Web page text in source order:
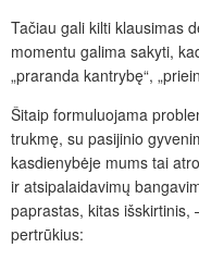
Tačiau gali kilti klausimas
momentu galima sakyti,
„praranda kantrybę“,
Šitaip formuluojama
trukmę, su pasijinio
kasdienybėje mums tai
ir atsipalaidavimų
paprastas, kitas išskirtinis,
pertrūkius: